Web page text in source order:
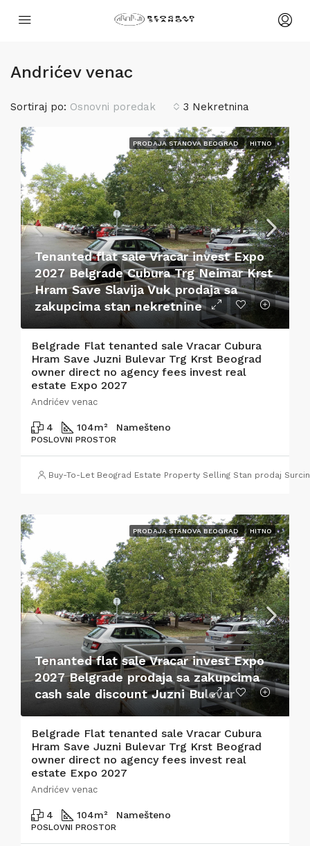
Andrićev venac
3 Nekretnina
Sortiraj po: Osnovni poredak
PRODAJA STANOVA BEOGRAD HITNO
Tenanted flat sale Vracar invest Expo
2027 Belgrade Cubura Trg Neimar Krst
Hram Save Slavija Vuk prodaja sa
zakupcima stan nekretnine
Belgrade Flat tenanted sale Vracar Cubura
Hram Save Juzni Bulevar Trg Krst Beograd
owner direct no agency fees invest real
estate Expo 2027
Andrićev venac
4 104m² Namešteno
POSLOVNI PROSTOR
Buy-To-Let Beograd Estate Property Selling Stan prodaj
PRODAJA STANOVA BEOGRAD HITNO
Tenanted flat sale Vracar invest Expo
2027 Belgrade prodaja sa zakupcima
cash sale discount Juzni Bulevar
Belgrade Flat tenanted sale Vracar Cubura
Hram Save Juzni Bulevar Trg Krst Beograd
owner direct no agency fees invest real
estate Expo 2027
Andrićev venac
4 104m² Namešteno
POSLOVNI PROSTOR